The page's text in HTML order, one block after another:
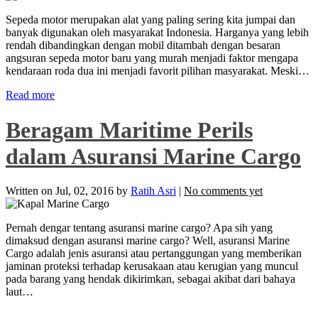
Sepeda motor merupakan alat yang paling sering kita jumpai dan
banyak digunakan oleh masyarakat Indonesia. Harganya yang lebih
rendah dibandingkan dengan mobil ditambah dengan besaran
angsuran sepeda motor baru yang murah menjadi faktor mengapa
kendaraan roda dua ini menjadi favorit pilihan masyarakat. Meski…
Read more
Beragam Maritime Perils
dalam Asuransi Marine Cargo
Written on Jul, 02, 2016 by Ratih Asri | No comments yet
Pernah dengar tentang asuransi marine cargo? Apa sih yang
dimaksud dengan asuransi marine cargo? Well, asuransi Marine
Cargo adalah jenis asuransi atau pertanggungan yang memberikan
jaminan proteksi terhadap kerusakaan atau kerugian yang muncul
pada barang yang hendak dikirimkan, sebagai akibat dari bahaya
laut…